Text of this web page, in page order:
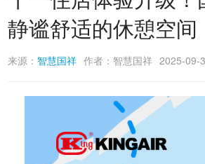
静谧舒适的休憩空间
来源： 智慧国祥 作者：智慧国祥 2025-09-